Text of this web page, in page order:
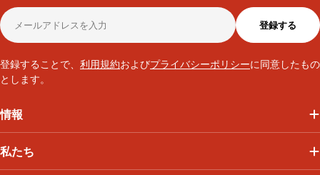
メ
ー
ル
ド
レ
登録する
登録することで、 利用規約およびプライバシーポリシーに同意したもの
とします。
情報
私たち